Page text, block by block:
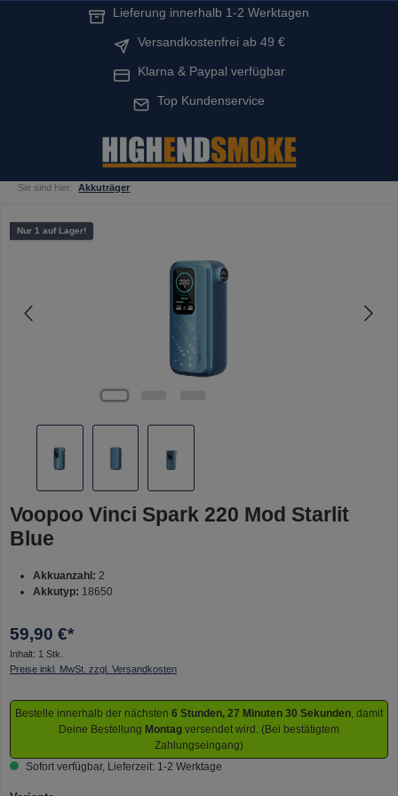
Lieferung innerhalb 1-2 Werktagen
Versandkostenfrei ab 49 €
Klarna & Paypal verfügbar
Top Kundenservice
Sie sind hier: Akkuträger
Bildergalerie überspringen
Nur 1 auf Lager!
Voopoo Vinci Spark 220 Mod Starlit
Blue
Akkuanzahl: 2
Akkutyp: 18650
59,90 €*
Inhalt: 1 Stk.
Preise inkl. MwSt. zzgl. Versandkosten
Bestelle innerhalb der nächsten 6 Stunden, 27 Minuten 30 Sekunden, damit
Deine Bestellung Montag versendet wird. (Bei bestätigtem
Zahlungseingang)
Sofort verfügbar, Lieferzeit: 1-2 Werktage